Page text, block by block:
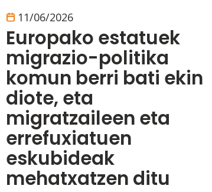
11/06/2026
Europako estatuek
migrazio-politika
komun berri bati ekin
diote, eta
migratzaileen eta
errefuxiatuen
eskubideak
mehatxatzen ditu